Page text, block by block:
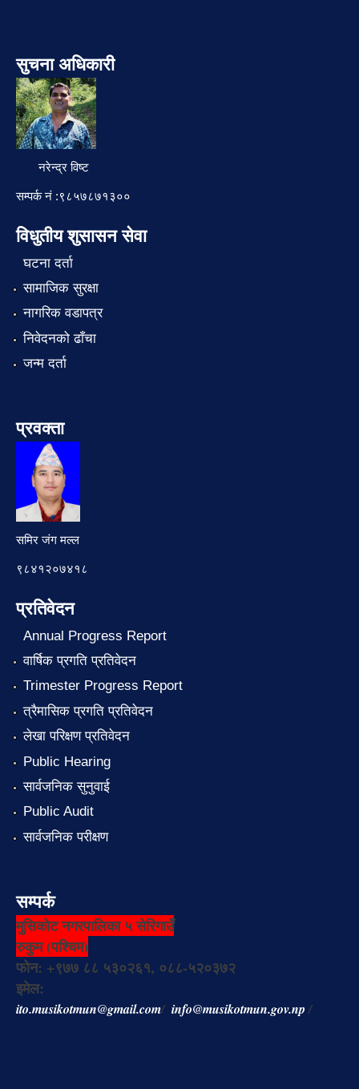
सुचना अधिकारी
नरेन्द्र विष्ट
सम्पर्क नं :९८५७८७१३००
विधुतीय शुसासन सेवा
घटना दर्ता
सामाजिक सुरक्षा
नागरिक वडापत्र
निवेदनको ढाँचा
जन्म दर्ता
प्रवक्ता
समिर जंग मल्ल
९८४१२०७४१८
प्रतिवेदन
Annual Progress Report
वार्षिक प्रगति प्रतिवेदन
Trimester Progress Report
त्रैमासिक प्रगति प्रतिवेदन
लेखा परिक्षण प्रतिवेदन
Public Hearing
सार्वजनिक सुनुवाई
Public Audit
सार्वजनिक परीक्षण
सम्पर्क
मुसिकोट नगरपालिका ५ सेरिगाउँ
रुकुम (पश्चिम)
फोन: +९७७ ८८ ५३०२६१, ०८८-५२०३७२
इमेल:
ito.musikotmun@gmail.com/ info@musikotmun.gov.np/